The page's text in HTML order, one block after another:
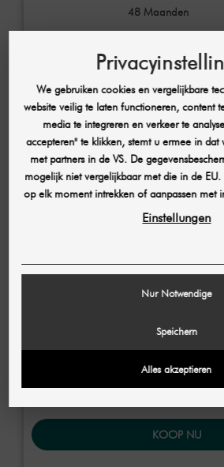
48 Maanden
EEN OFFERTE
€
DIRECTE
KOOP NU
We gebruiken cookies en vergelijkbare
website veilig te laten functioneren, content
media te integreren en verkeer te
accepteren" te klikken, stemt u ermee in
met partners in de VS. De
mogelijk niet vergelijkbaar met die in de
op elk moment intrekken of aanpassen met
Einstellungen
Nur Notwendige
Speichern
Alles akzeptieren